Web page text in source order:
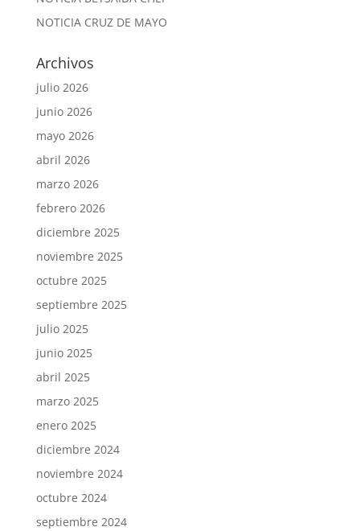
NOTICIA CRUZ DE MAYO
Archivos
julio 2026
junio 2026
mayo 2026
abril 2026
marzo 2026
febrero 2026
diciembre 2025
noviembre 2025
octubre 2025
septiembre 2025
julio 2025
junio 2025
abril 2025
marzo 2025
enero 2025
diciembre 2024
noviembre 2024
octubre 2024
septiembre 2024